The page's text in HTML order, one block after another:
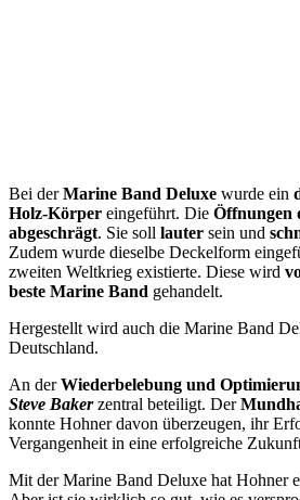
Bei derMarine Band Deluxe wurde ein
Holz-Körper eingeführt. Die Öffnungen
abgeschrägt. Sie soll lauter sein und
Zudem wurde dieselbe Deckelform
zweiten Weltkrieg existierte. Diese wird
beste Marine Band gehandelt.
Hergestellt wird auch die Marine Band
Deutschland.
An derWiederbelebung und
Steve Bakerzentral beteiligt. Der
konnte Hohner davon überzeugen, ihr
Vergangenheit in eine erfolgreiche
Mit der Marine Band Deluxe hat Hohner